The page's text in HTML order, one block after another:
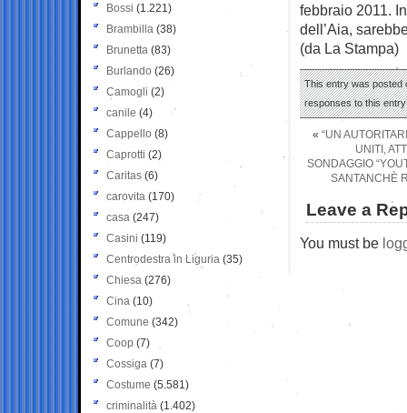
febbraio 2011.
dell’Aia,
(da La Stampa)
This entry was posted
responses to this
« “UN
UNITI,
SONDAGGIO
SANTANCHÈ
Leave a
You must be
Bossi (1.221)
Brambilla (38)
Brunetta (83)
Burlando (26)
Camogli (2)
canile (4)
Cappello (8)
Caprotti (2)
Caritas (6)
carovita (170)
casa (247)
Casini (119)
Centrodestra in Liguria (35)
Chiesa (276)
Cina (10)
Comune (342)
Coop (7)
Cossiga (7)
Costume (5.581)
criminalità (1.402)